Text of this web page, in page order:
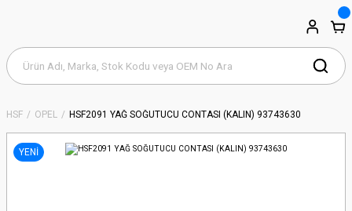
HSF OPEL HSF2091 YAĞ SOĞUTUCU CONTASI (KALIN) 93743630
YENİ